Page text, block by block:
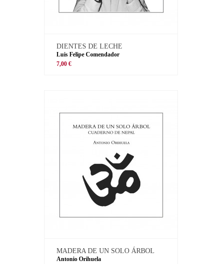
DIENTES DE LECHE
Luis Felipe Comendador
7,00 €
MADERA DE UN SOLO ÁRBOL
Antonio Orihuela